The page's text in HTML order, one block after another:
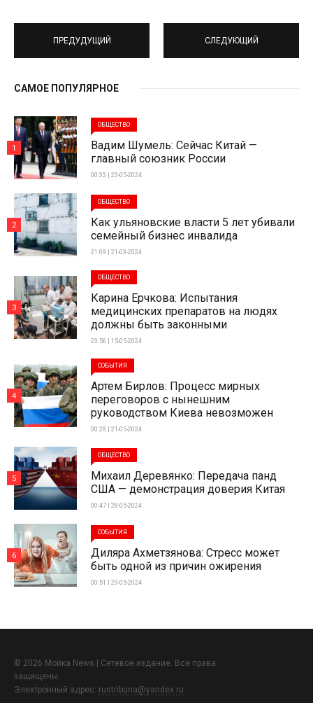
ПРЕДУДУЩИЙ СЛЕДУЮЩИЙ
САМОЕ ПОПУЛЯРНОЕ
ОБЩЕСТВО
Вадим Шумель: Сейчас Китай —
главный союзник России
00:33 | 23-05-2024
1
ОБЩЕСТВО
Как ульяновские власти 5 лет убивали
семейный бизнес инвалида
21:09 | 21-03-2024
2
ОБЩЕСТВО
Карина Ерчкова: Испытания
медицинских препаратов на людях
должны быть законными
23:56 | 15-05-2024
3
СОБЫТИЯ
Артем Бирлов: Процесс мирных
переговоров с нынешним
руководством Киева невозможен
00:28 | 21-05-2024
4
ОБЩЕСТВО
Михаил Деревянко: Передача панд
США — демонстрация доверия Китая
00:47 | 28-05-2024
5
СОБЫТИЯ
Диляра Ахметзянова: Стресс может
быть одной из причин ожирения
00:51 | 29-05-2024
6
© 2026 Мойка News | Сетевое издание. Все права
защищены.
Электронный адрес: rustribuna@yandex.ru